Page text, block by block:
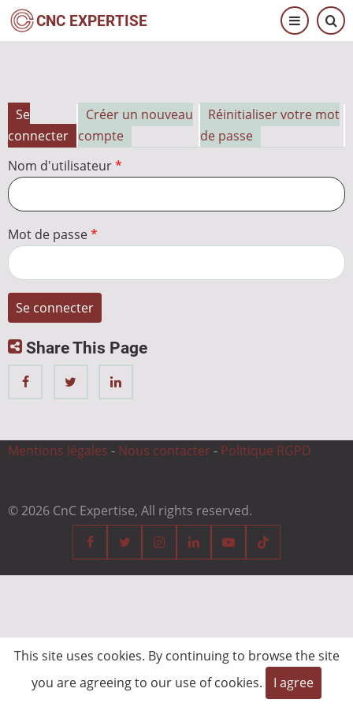
Aller
au
CNC EXPERTISE
Onglets
principaux
Se
connecter
Créer un nouveau
compte
Réinitialiser votre mot
de passe
Nom d'utilisateur
Mot de passe
Share This Page
Mentions légales - Nous contacter - Politique RGPD
© 2026 CnC Expertise, All rights reserved.
This site uses cookies. By continuing to browse the site
you are agreeing to our use of cookies.
I agree